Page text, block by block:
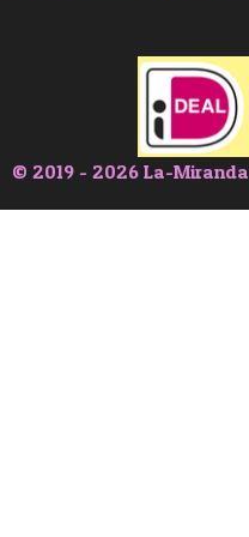
© 2019 - 2026 La-Miranda